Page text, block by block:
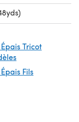
Tricot
Fils